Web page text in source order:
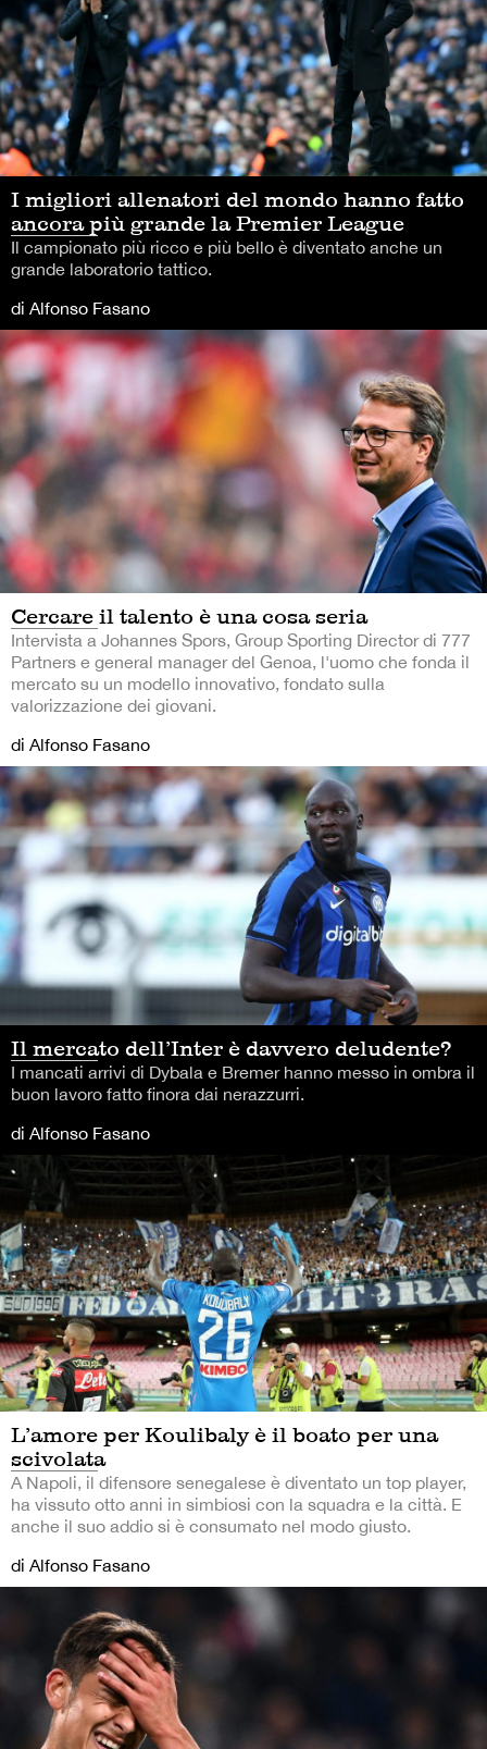
I migliori allenatori del mondo hanno fatto
ancora più grande la Premier League
Il campionato più ricco e più bello è diventato anche un
grande laboratorio tattico.
di Alfonso Fasano
Cercare il talento è una cosa seria
Intervista a Johannes Spors, Group Sporting Director di 777
Partners e general manager del Genoa, l'uomo che fonda il
mercato su un modello innovativo, fondato sulla
valorizzazione dei giovani.
di Alfonso Fasano
Il mercato dell’Inter è davvero deludente?
I mancati arrivi di Dybala e Bremer hanno messo in ombra il
buon lavoro fatto finora dai nerazzurri.
di Alfonso Fasano
L’amore per Koulibaly è il boato per una
scivolata
A Napoli, il difensore senegalese è diventato un top player,
ha vissuto otto anni in simbiosi con la squadra e la città. E
anche il suo addio si è consumato nel modo giusto.
di Alfonso Fasano